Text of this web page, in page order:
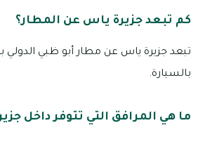
كم تبعد جزيرة ياس عن المطار؟
بالسيارة.
ما هي المرافق التي تتوفر داخل